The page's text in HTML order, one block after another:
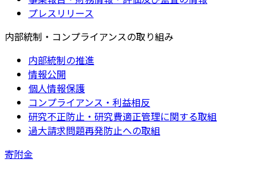
プレスリリース
内部統制・コンプライアンスの取り組み
内部統制の推進
情報公開
個人情報保護
コンプライアンス・利益相反
研究不正防止・研究費適正管理に関する取組
過大請求問題再発防止への取組
寄附金